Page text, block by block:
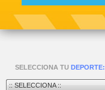
SELECCIONA TU DEPORTE:
:: SELECCIONA ::